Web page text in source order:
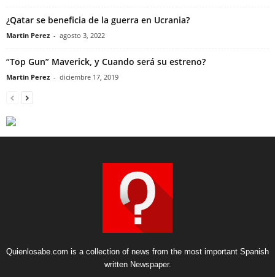
¿Qatar se beneficia de la guerra en Ucrania?
Martin Perez - agosto 3, 2022
“Top Gun” Maverick, y Cuando será su estreno?
Martin Perez - diciembre 17, 2019
Quienlosabe.com is a collection of news from the most important Spanish
written Newspaper.